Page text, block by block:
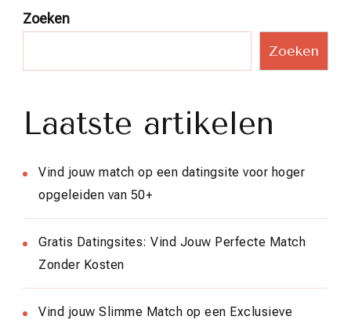
Zoeken
Zoeken
Laatste artikelen
Vind jouw match op een datingsite voor hoger
opgeleiden van 50+
Gratis Datingsites: Vind Jouw Perfecte Match
Zonder Kosten
Vind jouw Slimme Match op een Exclusieve